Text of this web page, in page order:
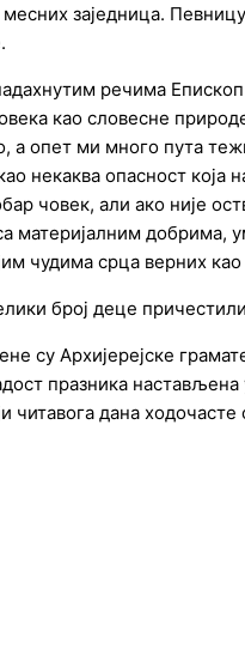
заједница.
речима
као словесне
а опет ми много пута
некаква опасност
човек, али ако није
материјалним
чудима срца верних
број деце
су Архијерејске
празника
читавога дана